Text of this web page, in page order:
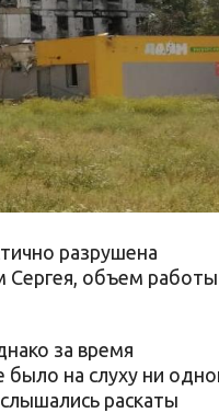
разрушена
Сергея, объем
за время
было на слуху ни
раскаты